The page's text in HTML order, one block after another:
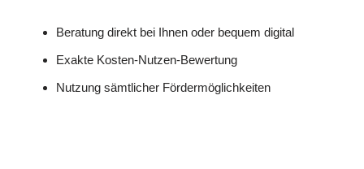
Beratung direkt bei Ihnen oder bequem digital
Exakte Kosten-Nutzen-Bewertung
Nutzung sämtlicher Fördermöglichkeiten